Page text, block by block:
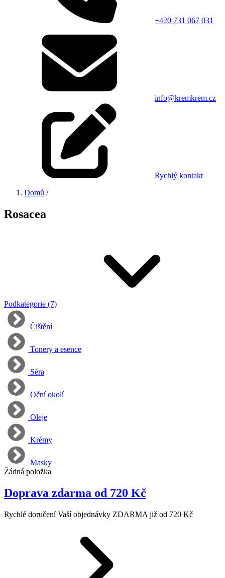
+420 731 067 031
info@kremkrem.cz
Rychlý kontakt
Domů /
Rosacea
Podkategorie (7)
Čištění
Tonery a esence
Séra
Oční okolí
Oleje
Krémy
Masky
Žádná položka
Doprava zdarma od 720 Kč
Rychlé doručení Vaší objednávky ZDARMA již od 720 Kč